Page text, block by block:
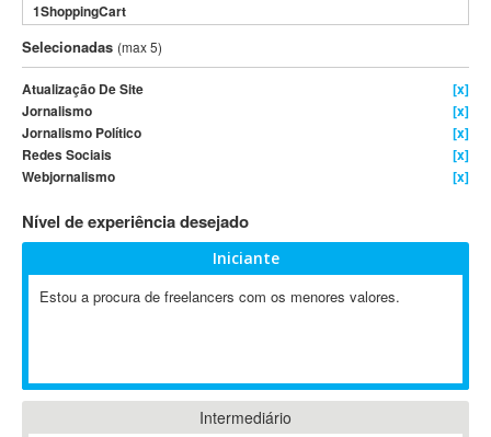
1ShoppingCart
3DS Max
3GSM
4D Dimension
802.11
A&P
A-GPS
A2Billing
AAUS Scientific Diver
ABAP
ABIS
Selecionadas (max 5)
Atualização De Site
[x]
Jornalismo
[x]
Jornalismo Político
[x]
Redes Sociais
[x]
Webjornalismo
[x]
Nível de experiência desejado
Iniciante
Estou a procura de freelancers com os menores valores.
Intermediário